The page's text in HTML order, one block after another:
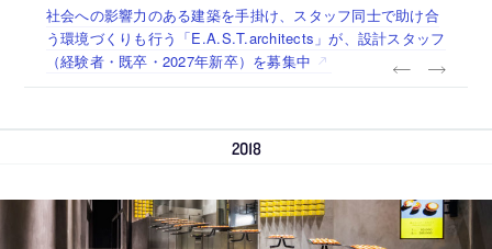
佐々木慧が主宰する「axonometric株式会社」が、設計スタ
ッフ（経験者・既卒・2027年新卒）を募集中
古民家を軸に全国で“価値循環の仕組み”を作り、リモートワ
ーク主体の働き方を実践する「株式会社つぎと」が、設計ス
タッフ（経験者・既卒）を募集中
リノベる株式会社が、設計パートナー (業務委託) を募集中
社会への影響力のある建築を手掛け、スタッフ同士で助け合
う環境づくりも行う「E.A.S.T.architects」が、設計スタッフ
（経験者・既卒・2027年新卒）を募集中
代官山を拠点に活動する「梅澤竜也 / ALA INC.」が、設計ス
タッフ・アルバイト・事務職を募集中
2018